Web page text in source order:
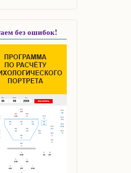
без ошибок!